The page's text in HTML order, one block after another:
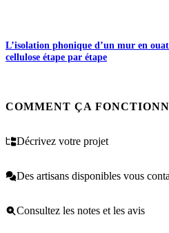
L’isolation phonique d’un mur en
cellulose étape par étape
COMMENT ÇA
Décrivez votre projet
Des artisans disponibles vous
Consultez les notes et les avis